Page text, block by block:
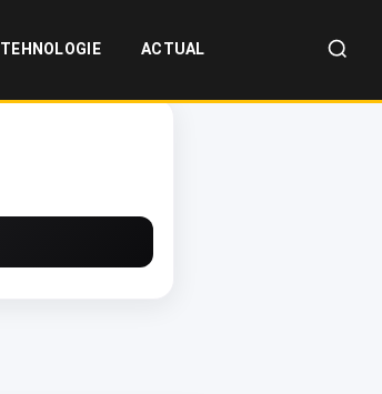
TEHNOLOGIE ACTUAL